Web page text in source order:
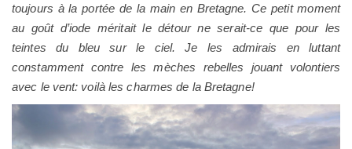
toujours à la portée de la main en Bretagne. Ce petit moment
au goût d’iode méritait le détour ne serait-ce que pour les
teintes du bleu sur le ciel. Je les admirais en luttant
constamment contre les mèches rebelles jouant volontiers
avec le vent: voilà les charmes de la Bretagne!